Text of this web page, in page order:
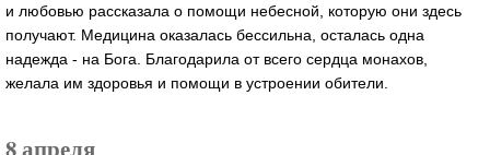
и любовью рассказала о помощи небесной, которую они здесь
получают. Медицина оказалась бессильна, осталась одна
надежда - на Бога. Благодарила от всего сердца монахов,
желала им здоровья и помощи в устроении обители.